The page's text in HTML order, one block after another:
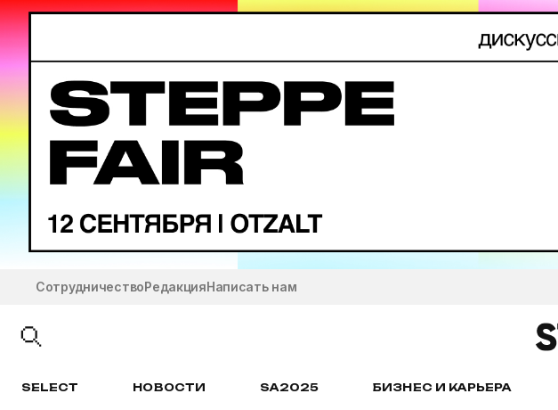
СотрудничествоРедакцияНаписать нам
SELECT НОВОСТИ SA2025 БИЗНЕС И КАРЬЕРА